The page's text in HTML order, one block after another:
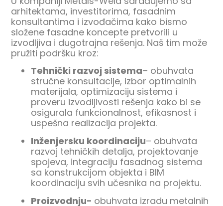
arhitektama, investitorima, fasadnim
konsultantima i izvođačima kako bismo
složene fasadne koncepte pretvorili u
izvodljiva i dugotrajna rešenja. Naš tim može
pružiti podršku kroz:
Tehnički razvoj sistema– obuhvata
stručne konsultacije, izbor optimalnih
materijala, optimizaciju sistema i
proveru izvodljivosti rešenja kako bi se
osigurala funkcionalnost, efikasnost i
uspešna realizacija projekta.
Inženjersku koordinaciju– obuhvata
razvoj tehničkih detalja, projektovanje
spojeva, integraciju fasadnog sistema
sa konstrukcijom objekta i BIM
koordinaciju svih učesnika na projektu.
Proizvodnju- obuhvata izradu metalnih